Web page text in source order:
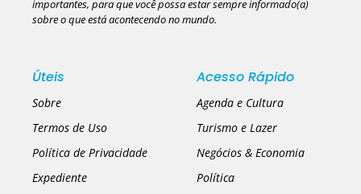
importantes, para que você possa estar sempre informado(a)
sobre o que está acontecendo no mundo.
Úteis
Sobre
Termos de Uso
Política de Privacidade
Expediente
Acesso Rápido
Agenda e Cultura
Turismo e Lazer
Negócios & Economia
Política